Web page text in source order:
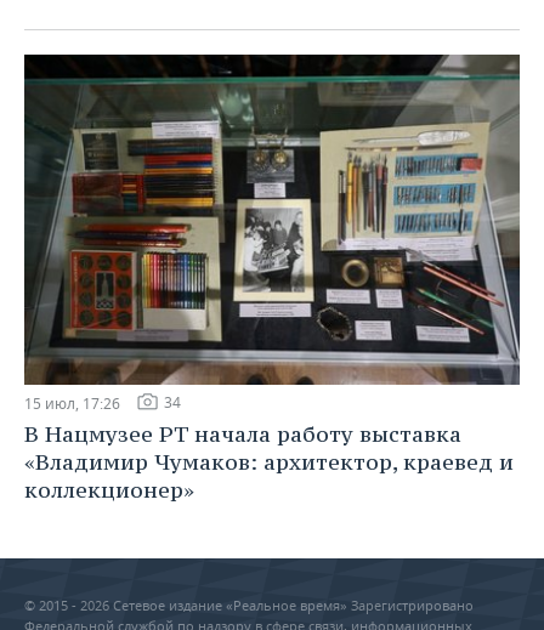
15 июл, 17:26 34
В Нацмузее РТ начала работу выставка
«Владимир Чумаков: архитектор, краевед и
коллекционер»
© 2015 - 2026 Сетевое издание «Реальное время» Зарегистрировано
Федеральной службой по надзору в сфере связи, информационных